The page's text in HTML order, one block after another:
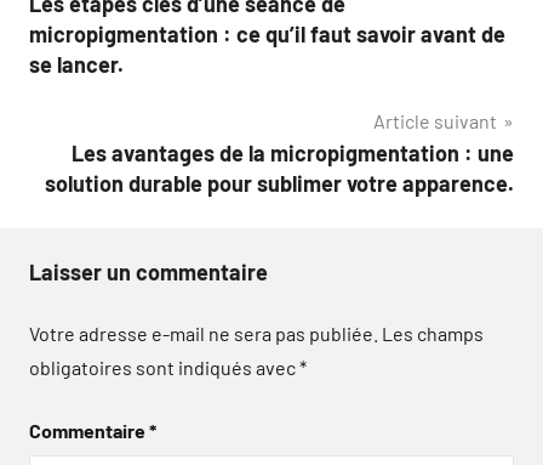
de
l’article
micropigmentation : ce qu’il faut savoir avant de
se lancer.
Article suivant
Les avantages de la micropigmentation : une
solution durable pour sublimer votre apparence.
Laisser un commentaire
Votre adresse e-mail ne sera pas publiée. Les champs
obligatoires sont indiqués avec*
Commentaire*